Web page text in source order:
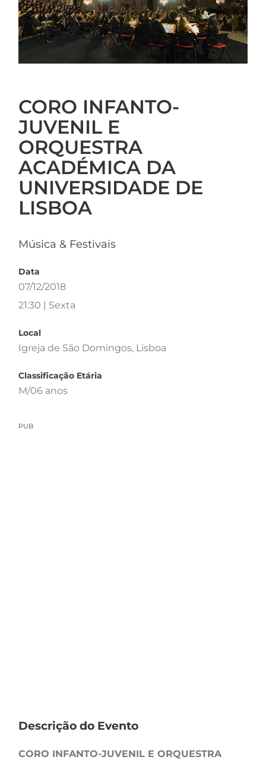
CORO INFANTO-
JUVENIL E
ORQUESTRA
ACADÉMICA DA
UNIVERSIDADE DE
LISBOA
Música & Festivais
Data
07/12/2018
21:30 | Sexta
Local
Igreja de São Domingos, Lisboa
Classificação Etária
M/06 anos
PUB
Descrição do Evento
CORO INFANTO-JUVENIL E ORQUESTRA